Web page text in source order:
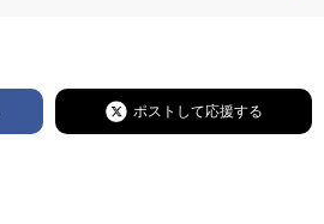
ポストして応援する